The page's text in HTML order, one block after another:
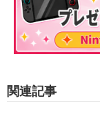
関連記事